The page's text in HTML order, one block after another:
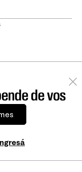
de vos